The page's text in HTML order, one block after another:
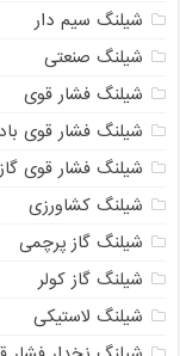
شیلنگ سیم دار
شیلنگ صنعتی
شیلنگ فشار قوی
شیلنگ فشار قوی باد
شیلنگ فشار قوی گاز
شیلنگ کشاورزی
شیلنگ گاز پرچمی
شیلنگ گاز کولر
شیلنگ لاستیکی